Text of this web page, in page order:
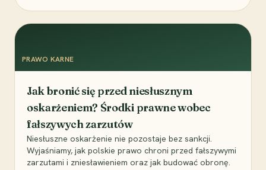
PRAWO KARNE
Jak bronić się przed niesłusznym
oskarżeniem? Środki prawne wobec
fałszywych zarzutów
Niesłuszne oskarżenie nie pozostaje bez sankcji.
Wyjaśniamy, jak polskie prawo chroni przed fałszywymi
zarzutami i zniesławieniem oraz jak budować obronę.